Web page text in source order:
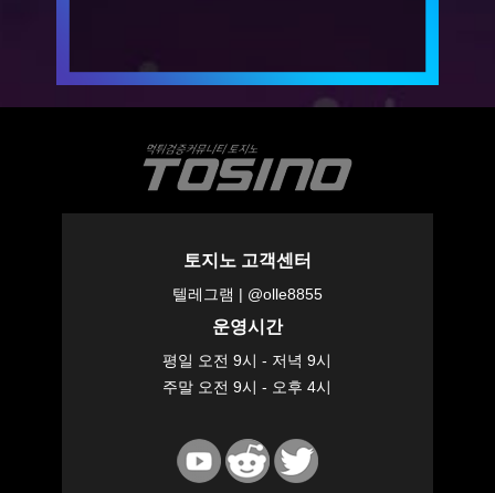
토지노 고객센터
텔레그램 | @olle8855
운영시간
평일 오전 9시 - 저녁 9시
주말 오전 9시 - 오후 4시